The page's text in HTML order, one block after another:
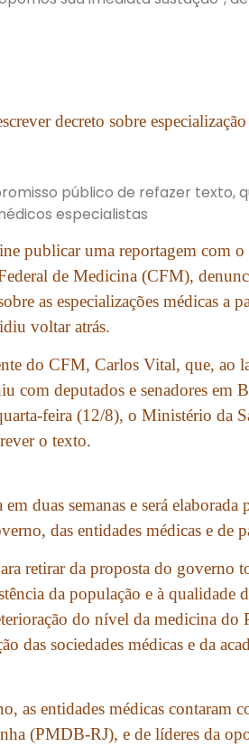
decreto sobre
público de refazer texto,
especialistas
publicar uma reportagem com o
de Medicina (CFM),
as especializações médicas a
voltar atrás.
do CFM, Carlos Vital, que, ao
com deputados e senadores em
feira (12/8), o Ministério da
o texto.
duas semanas e será elaborada
das entidades médicas e de
retirar da proposta do governo
da população e à qualidade
do nível da medicina do
das sociedades médicas e da
as entidades médicas contaram
(PMDB-RJ), e de líderes da